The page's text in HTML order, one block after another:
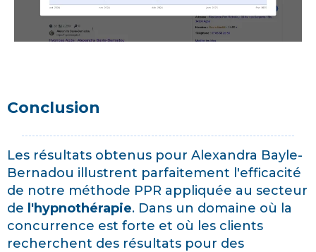
Conclusion
Les résultats obtenus pour Alexandra Bayle-
Bernadou illustrent parfaitement l'efficacité
de notre méthode PPR appliquée au secteur
de l'hypnothérapie. Dans un domaine où la
concurrence est forte et où les clients
recherchent des résultats pour des